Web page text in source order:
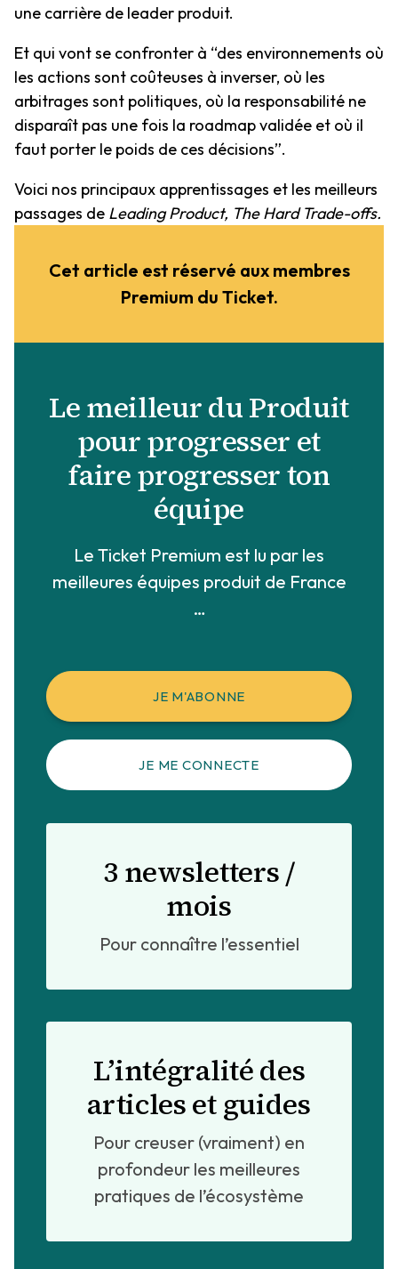
une carrière de leader produit.
Et qui vont se confronter à “des environnements où
les actions sont coûteuses à inverser, où les
arbitrages sont politiques, où la responsabilité ne
disparaît pas une fois la roadmap validée et où il
faut porter le poids de ces décisions”.
Voici nos principaux apprentissages et les meilleurs
passages de Leading Product, The Hard Trade-offs.
Cet article est réservé aux membres
Premium du Ticket.
Le meilleur du Produit
pour progresser et
faire progresser ton
équipe
Le Ticket Premium est lu par les
meilleures équipes produit de France
…
JE M'ABONNE
JE ME CONNECTE
3 newsletters /
mois
Pour connaître l’essentiel
L’intégralité des
articles et guides
Pour creuser (vraiment) en
profondeur les meilleures
pratiques de l’écosystème